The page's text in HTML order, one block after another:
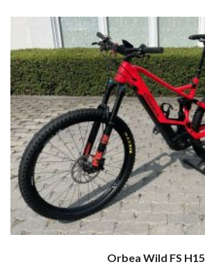
Orbea Wild FS H15